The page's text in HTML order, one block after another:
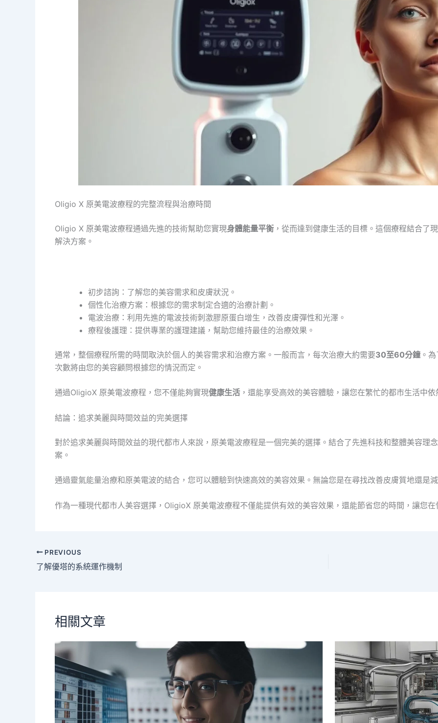
Oligio X 原美電波療程的完整流程與治療時間
Oligio X 原美電波療程通過先進的技術幫助您實現身體能量平衡 ，從而達到健康生活的目標。這個療程結合了
解決方案。
初步諮詢：了解您的美容需求和皮膚狀況。
個性化治療方案：根據您的需求制定合適的治療計劃。
電波治療：利用先進的電波技術刺激膠原蛋白增生，改善皮膚彈性和光澤。
療程後護理：提供專業的護理建議，幫助您維持最佳的治療效果。
通常，整個療程所需的時間取決於個人的美容需求和治療方案。一般而言，每次治療大約需要30至60分鐘 。
次數將由您的美容顧問根據您的情況而定。
通過OligioX 原美電波療程，您不僅能夠實現健康生活 ，還能享受高效的美容體驗，讓您在繁忙的都市生活中
結論：追求美麗與時間效益的完美選擇
對於追求美麗與時間效益的現代都市人來說，原美電波療程是一個完美的選擇。結合了先進科技和整體美容理
案。
通過靈氣能量治療和原美電波的結合，您可以體驗到快速高效的美容效果。無論您是在尋找改善皮膚質地還是
作為一種現代都市人美容選擇，OligioX 原美電波療程不僅能提供有效的美容效果，還能節省您的時間，讓您
PREVIOUS
了解優塔的系統運作機制
相關文章